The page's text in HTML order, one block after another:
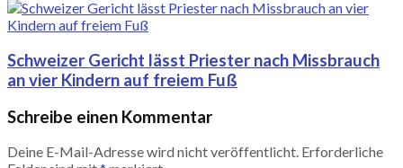
Schweizer Gericht lässt Priester nach Missbrauch
an vier Kindern auf freiem Fuß
Schreibe einen Kommentar
Deine E-Mail-Adresse wird nicht veröffentlicht. Erforderliche